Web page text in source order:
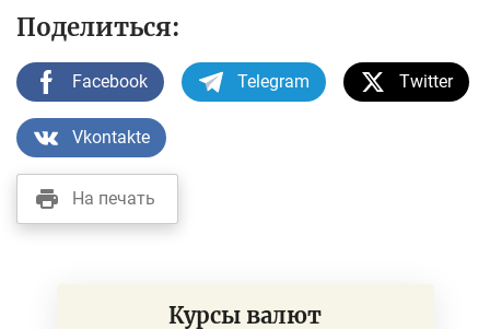
Поделиться:
Facebook Telegram Twitter
Vkontakte
На печать
Курсы валют